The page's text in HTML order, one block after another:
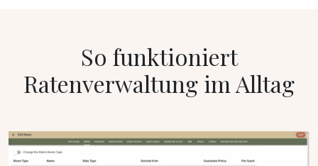
So funktioniert
Ratenverwaltung im Alltag